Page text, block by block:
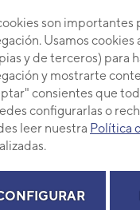
son
Usamos
y de terceros) para
y mostrarte
consientes que
configurarlas o
leer nuestra Política